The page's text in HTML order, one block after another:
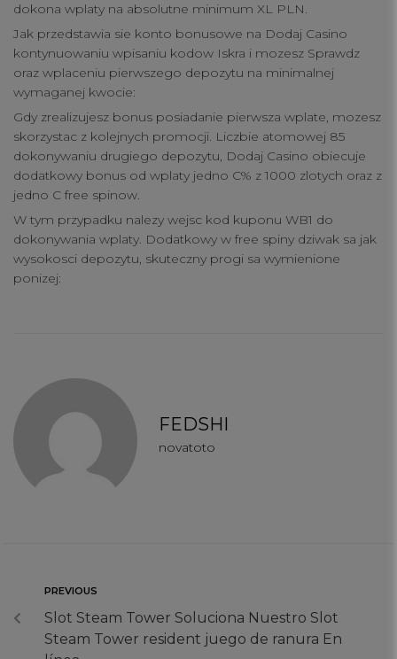
dokona wplaty na absolutne minimum XL PLN.
Jak przedstawia sie konto bonusowe na Dodaj Casino
kontynuowaniu wpisaniu kodow Iskra i mozesz Sprawdz
oraz wplaceniu pierwszego depozytu na minimalnej
wymaganej kwocie:
Gdy zrealizujesz bonus posiadanie pierwsza wplate, mozesz
skorzystac z kolejnych promocji. Liczbie atomowej 85
dokonywaniu drugiego depozytu, Dodaj Casino obiecuje
dodatkowy bonus od wplaty jedno C% z 1000 zlotych oraz z
jedno C free spinow.
W tym przypadku nalezy wejsc kod kuponu WB1 do
dokonywania wplaty. Dodatkowy w free spiny dziwak sa jak
wysokosci depozytu, skuteczny progi sa wymienione
ponizej:
FEDSHI
novatoto
PREVIOUS
Slot Steam Tower Soluciona Nuestro Slot
Steam Tower resident juego de ranura En